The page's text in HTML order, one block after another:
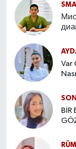
Var
BİR